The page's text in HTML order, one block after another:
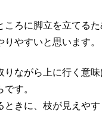
ころに脚立を立てる
やすいと思います。
ながら上に行く意味
です。
ときに、枝が見えや